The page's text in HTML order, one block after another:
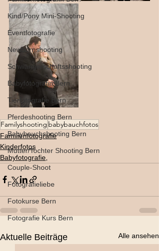
Kind/Pony Mini-Shooting
Eventfotografie
Newbornshooting
Schwangerschaftsshooting
Babyfotografin Bern
Tierfotografie Bern
Pferdeshooting Bern
Babybauchshooting Bern
Mutter/Tochter Shooting Bern
Couple-Shoot
Fotografieliebe
Fotokurse Bern
Fotografie Kurs Bern
Familyshooting babybauchfotos
Familienfotografie
Kinderfotos
Babyfotografie,
Aktuelle Beiträge Alle ansehen